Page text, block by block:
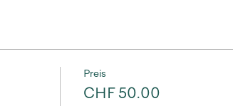
Preis
CHF 50.00